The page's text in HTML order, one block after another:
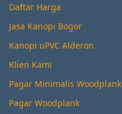
Daftar Harga
Jasa Kanopi Bogor
Kanopi uPVC Alderon
Klien Kami
Pagar Minimalis Woodplank
Pagar Woodplank